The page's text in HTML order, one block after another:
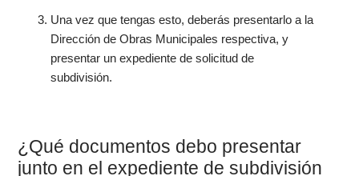
Una vez que tengas esto, deberás presentarlo a la
Dirección de Obras Municipales respectiva, y
presentar un expediente de solicitud de
subdivisión.
¿Qué documentos debo presentar
junto en el expediente de subdivisión